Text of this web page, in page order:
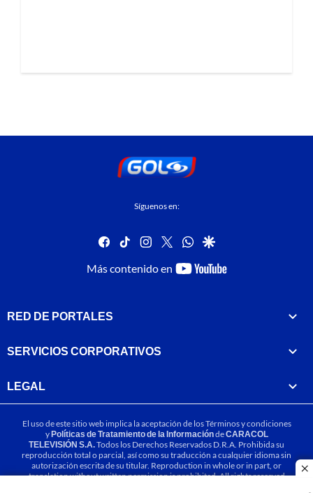
Síguenos en:
facebook
tiktok instagram
twitterwhatsapp
google
Más contenido en
youtube-
RED DE PORTALES
SERVICIOS CORPORATIVOS
LEGAL
El uso de este sitio web implica la aceptación de losTérminos y condiciones
yPolíticas de Tratamiento de la InformacióndeCARACOL
TELEVISIÓN S.A.Todos los Derechos Reservados D.R.A. Prohibida su
reproducción total o parcial, así como su traducción a cualquier idioma sin
autorización escrita de su titular. Reproduction in whole or in part, or
translation without written permission is prohibited. All rights reserved